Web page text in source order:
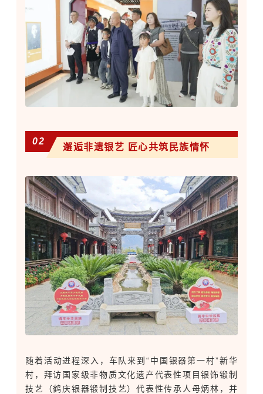
02
邂逅非遗银艺 匠心共筑民族情怀
随着活动进程深入，车队来到“中国银器第一村”新华
村，拜访国家级非物质文化遗产代表性项目银饰锻制
技艺（鹤庆银器锻制技艺）代表性传承人母炳林，并